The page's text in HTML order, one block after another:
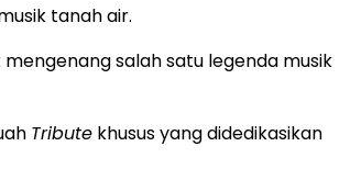
tanah air.
salah satu legenda musik
Tribute khusus yang didedikasikan